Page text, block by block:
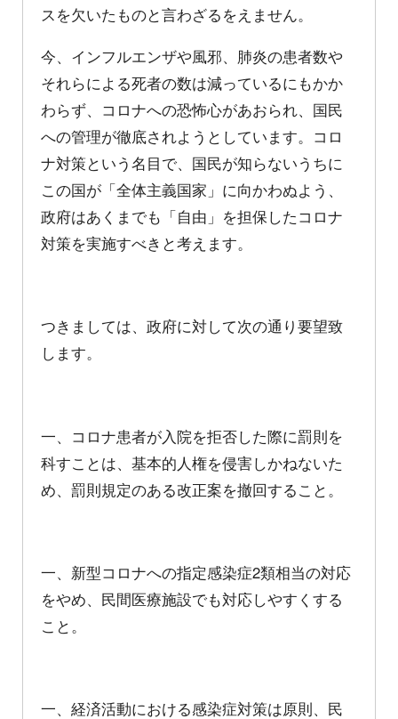
スを欠いたものと言わざるをえません。
今、インフルエンザや風邪、肺炎の患者数や
それらによる死者の数は減っているにもかか
わらず、コロナへの恐怖心があおられ、国民
への管理が徹底されようとしています。コロ
ナ対策という名目で、国民が知らないうちに
この国が「全体主義国家」に向かわぬよう、
政府はあくまでも「自由」を担保したコロナ
対策を実施すべきと考えます。
つきましては、政府に対して次の通り要望致
します。
一、コロナ患者が入院を拒否した際に罰則を
科すことは、基本的人権を侵害しかねないた
め、罰則規定のある改正案を撤回すること。
一、新型コロナへの指定感染症2類相当の対応
をやめ、民間医療施設でも対応しやすくする
こと。
一、経済活動における感染症対策は原則、民